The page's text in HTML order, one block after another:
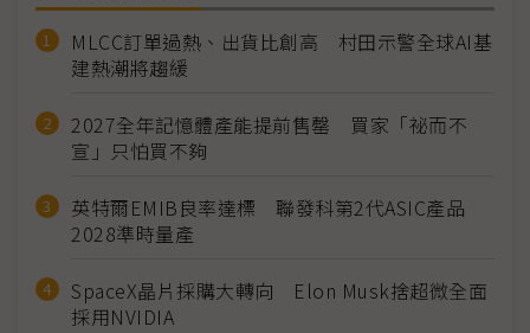
MLCC訂單過熱、出貨比創高 村田示警全球AI基
建熱潮將趨緩
2027全年記憶體產能提前售罄 買家「祕而不
宣」只怕買不夠
英特爾EMIB良率達標 聯發科第2代ASIC產品
2028準時量產
SpaceX晶片採購大轉向 Elon Musk捨超微全面
採用NVIDIA